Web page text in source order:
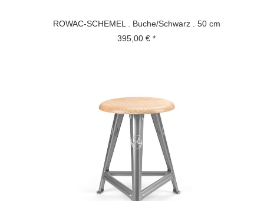
ROWAC-SCHEMEL . Buche/Schwarz . 50 cm
395,00 € *